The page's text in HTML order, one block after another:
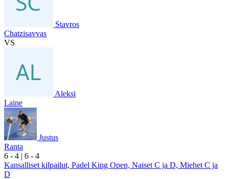
Stavros
Chatzisavvas
VS
Aleksi
Laine
Justus
Ranta
6 - 4 | 6 - 4
Kansalliset kilpailut, Padel King Open, Naiset C ja D, Miehet C ja
D